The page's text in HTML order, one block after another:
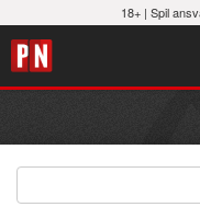
18+ | Spil